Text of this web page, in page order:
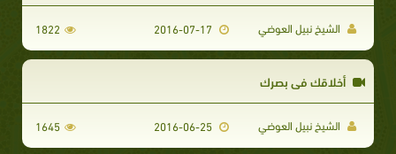
الشيخ نبيل العوضي 1822
أخلاقك في بصرك
الشيخ نبيل العوضي 1645